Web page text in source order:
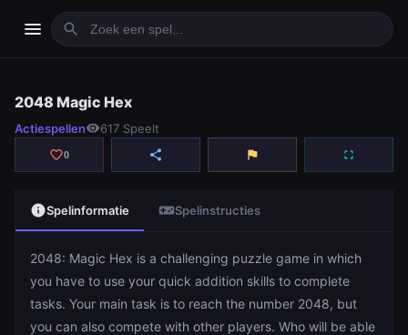
menu search
play_arrow Spelen
2048 Magic Hex
Actiespellenvisibility617 Speelt
favorite_border0 share flag fullscreen
infoSpelinformatie videogame_assetSpelinstructies
2048: Magic Hex is a challenging puzzle game in which
you have to use your quick addition skills to complete
tasks. Your main task is to reach the number 2048, but
you can also compete with other players. Who will be able